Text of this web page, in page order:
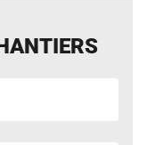
2h ou sur RDV